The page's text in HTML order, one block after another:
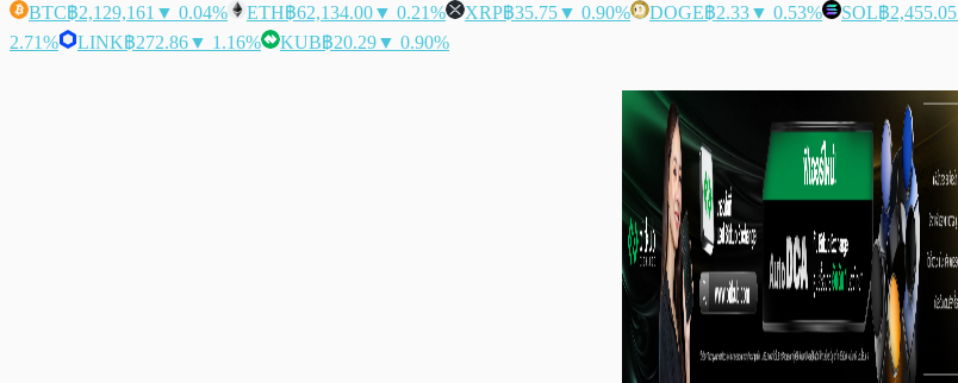
BTC฿2,129,161 ▼ 0.04% ETH฿62,134.00▼ 0.21% XRP฿35.75▼ 0.90% DOGE฿2.33▼ 0.53% SOL฿2,455.05
2.71%
LINK฿272.86▼ 1.16% KUB฿20.29▼ 0.90%